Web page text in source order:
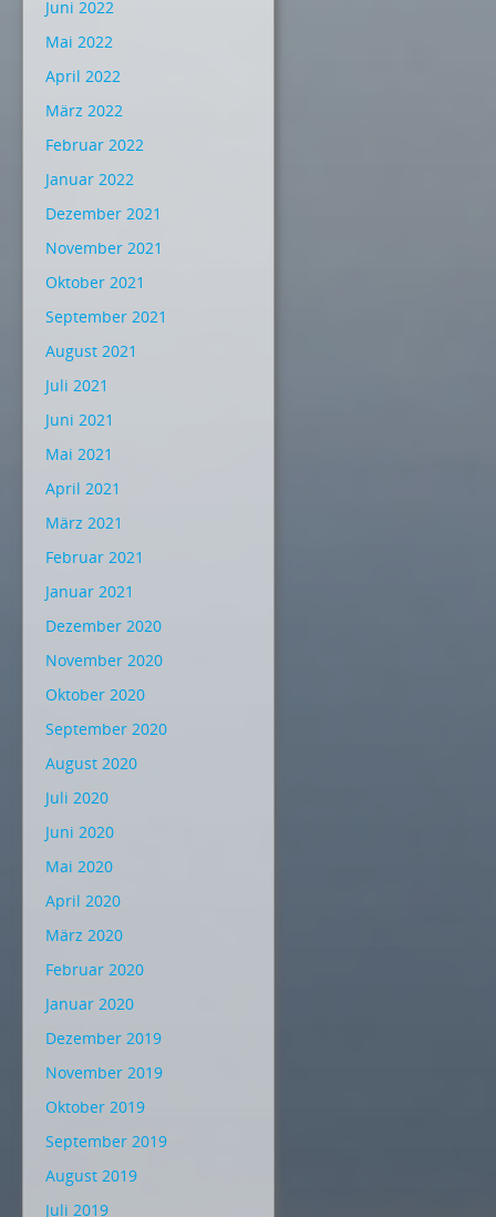
Juni 2022
Mai 2022
April 2022
März 2022
Februar 2022
Januar 2022
Dezember 2021
November 2021
Oktober 2021
September 2021
August 2021
Juli 2021
Juni 2021
Mai 2021
April 2021
März 2021
Februar 2021
Januar 2021
Dezember 2020
November 2020
Oktober 2020
September 2020
August 2020
Juli 2020
Juni 2020
Mai 2020
April 2020
März 2020
Februar 2020
Januar 2020
Dezember 2019
November 2019
Oktober 2019
September 2019
August 2019
Juli 2019